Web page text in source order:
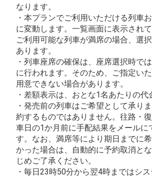
なります。
・本プランでご利用いただける列車
に変動します。一覧画面に表示され
ご利用可能な列車が満席の場合、選
あります。
・列車座席の確保は、座席選択時で
に行われます。そのため、ご指定い
用意できない場合があります。
・差額表示は、おとな1名あたりの代
・発売前の列車はご希望として承り
約するものではありません。往路・
車日の1か月前に手配結果をメールに
す。なお、満席等により期日までに
かった場合は、自動的に予約取消と
じめご了承ください。
・毎日23時50分から翌4時まではシ